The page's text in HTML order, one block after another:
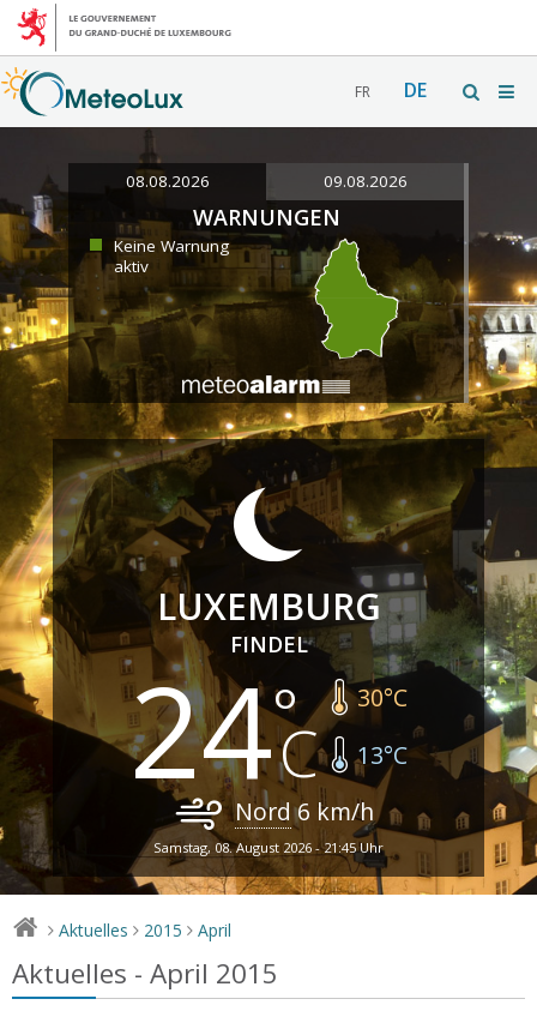
FR DE
08.08.2026 09.08.2026
WARNUNGEN
Keine Warnung
aktiv
LUXEMBURG
FINDEL
24 30°C
13°C
Nord6 km/h
Samstag, 08. August 2026 - 21:45 Uhr
> Aktuelles > 2015 > April
Aktuelles - April 2015